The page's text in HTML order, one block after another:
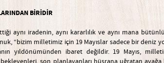
INDAN BİRİDİR
aynı iradenin, aynı kararlılık ve aynı mana
“bizim milletimiz için 19 Mayıslar sadece bir deniz
yıldönümünden ibaret değildir. 19 Mayıs,